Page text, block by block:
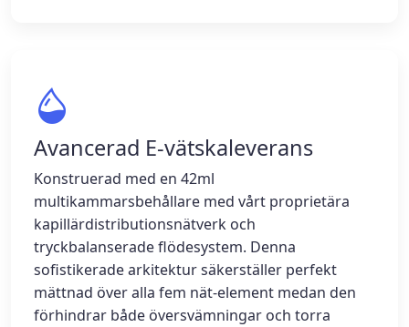
Avancerad E-vätskaleverans
Konstruerad med en 42ml
multikammarsbehållare med vårt proprietära
kapillärdistributionsnätverk och
tryckbalanserade flödesystem. Denna
sofistikerade arkitektur säkerställer perfekt
mättnad över alla fem nät-element medan den
förhindrar både översvämningar och torra